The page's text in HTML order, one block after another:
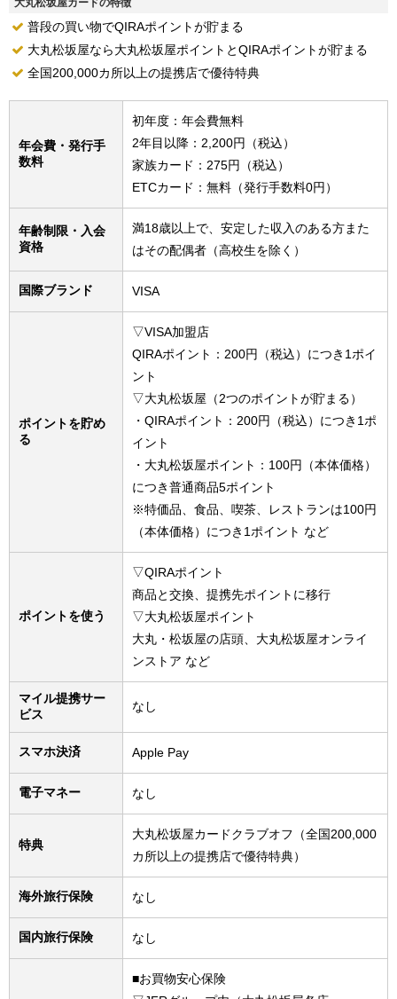
大丸松坂屋カードの特徴
普段の買い物でQIRAポイントが貯まる
大丸松坂屋なら大丸松坂屋ポイントとQIRAポイントが貯まる
全国200,000カ所以上の提携店で優待特典
年会費・発行手
数料
初年度：年会費無料
2年目以降：2,200円（税込）
家族カード：275円（税込）
ETCカード：無料（発行手数料0円）
年齢制限・入会
資格
満18歳以上で、安定した収入のある方また
はその配偶者（高校生を除く）
国際ブランド VISA
ポイントを貯め
る
▽VISA加盟店
QIRAポイント：200円（税込）につき1ポイ
ント
▽大丸松坂屋（2つのポイントが貯まる）
・QIRAポイント：200円（税込）につき1ポ
イント
・大丸松坂屋ポイント：100円（本体価格）
につき普通商品5ポイント
※特価品、食品、喫茶、レストランは100円
（本体価格）につき1ポイント など
ポイントを使う
▽QIRAポイント
商品と交換、提携先ポイントに移行
▽大丸松坂屋ポイント
大丸・松坂屋の店頭、大丸松坂屋オンライ
ンストア など
マイル提携サー
ビス
なし
スマホ決済 Apple Pay
電子マネー なし
特典
大丸松坂屋カードクラブオフ（全国200,000
カ所以上の提携店で優待特典）
海外旅行保険 なし
国内旅行保険 なし
■お買物安心保険